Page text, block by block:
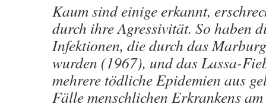
Kaum sind einige erkannt,
durch ihre Agressivität. So haben
Infektionen, die durch das
wurden (1967), und das Lassa-
mehrere tödliche Epidemien aus
Fälle menschlichen Erkrankens